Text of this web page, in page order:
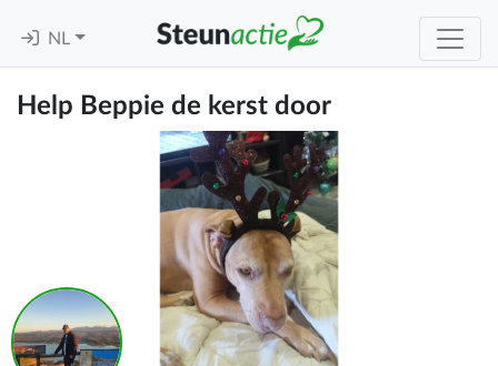
NL
Help Beppie de kerst door